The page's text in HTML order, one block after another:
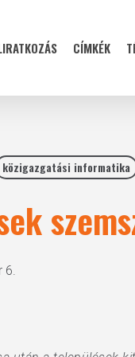
CÍMKÉK
közigazgatási informatika
6.